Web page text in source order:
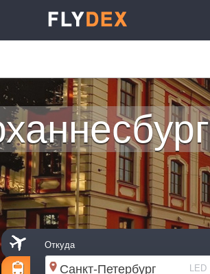
Откуда
LED